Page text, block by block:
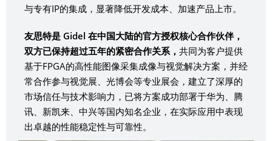
与专有IP的集成，显著降低开发成本、加速产品上市。
友思特是 Gidel 在中国大陆的官方授权核心合作伙伴，
双方已保持超过五年的紧密合作关系， 共同为客户提供
基于FPGA的高性能图像采集成像与视觉解决方案，并经
常合作参与视觉展、光博会等专业展会，建立了深厚的
市场信任与技术影响力，已将方案成功部署于华为、腾
讯、新凯来、中兴等国内知名企业，在实际应用中表现
出卓越的性能稳定性与可靠性。